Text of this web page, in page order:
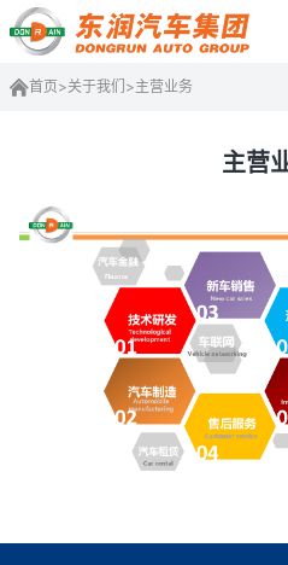
首页>关于我们 >主营业务
主营